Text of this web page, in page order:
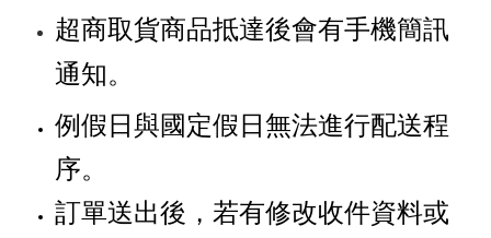
超商取貨商品抵達後會有手機簡訊
通知。
例假日與國定假日無法進行配送程
序。
訂單送出後，若有修改收件資料或